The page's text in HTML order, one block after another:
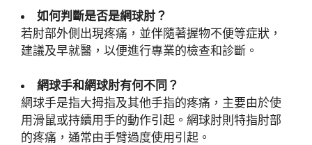
如何判斷是否是網球肘？
若肘部外側出現疼痛，並伴隨著握物不便等症狀，
建議及早就醫，以便進行專業的檢查和診斷。
網球手和網球肘有何不同？
網球手是指大拇指及其他手指的疼痛，主要由於使
用滑鼠或持續用手的動作引起。網球肘則特指肘部
的疼痛，通常由手臂過度使用引起。